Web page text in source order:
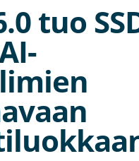
tuo